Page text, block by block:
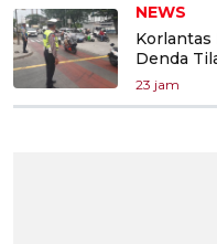
NEWS
Korlantas
Denda
23 jam